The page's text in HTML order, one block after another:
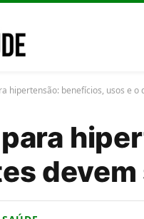
hipertensão: benefícios, usos e o